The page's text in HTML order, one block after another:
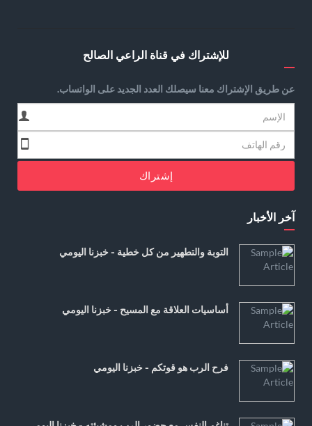
للإشتراك في قناة الراعي الصالح
عن طريق الإشتراك معنا سيصلك العدد الجديد على الواتساب.
إشتراك
آخر الأخبار
التوبة والتطهير من كل خطية - خبزنا اليومي
أساسيات العلاقة مع المسيح - خبزنا اليومي
فرح الرب هو قوتكم - خبزنا اليومي